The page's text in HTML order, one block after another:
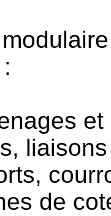
et
de